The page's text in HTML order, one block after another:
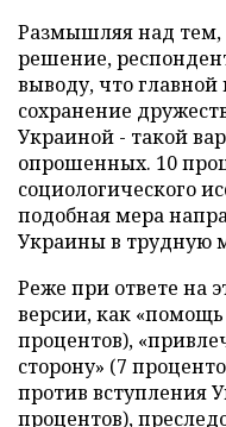
Размышляя над тем,
решение,
выводу, что
сохранение
Украиной - такой
опрошенных. 10
социологического
подобная мера
Украины в трудную
Реже при ответе на
версии, как
процентов),
сторону» (7
против вступления
процентов),